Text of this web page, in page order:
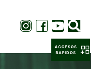
ACCESOS
RAPIDOS